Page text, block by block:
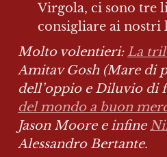
Virgola, ci sono tre
consigliare ai nostri
Molto volentieri: La
Amitav Gosh (Mare di
dell’oppio e Diluvio di
del mondo a buon
Jason Moore e infine
Alessandro Bertante.